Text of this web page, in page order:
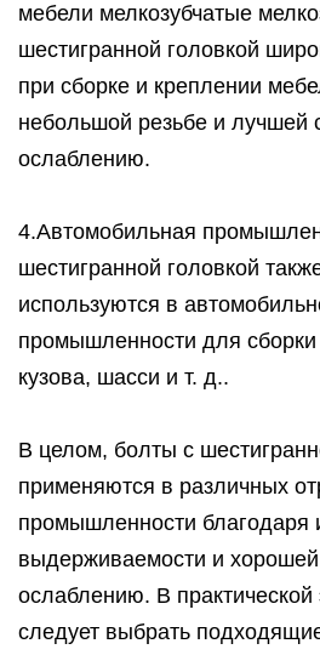
мебели мелкозубчатые
шестигранной головкой
при сборке и креплении
небольшой резьбе и лучшей
ослаблению.
4.Автомобильная
шестигранной головкой
используются в
промышленности для сборки
кузова, шасси и т. д..
В целом, болты с
применяются в различных
промышленности благодаря
выдерживаемости и хорошей
ослаблению. В практической
следует выбрать